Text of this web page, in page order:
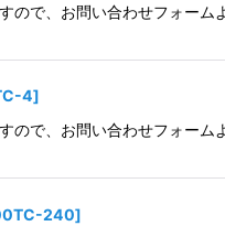
ので、お問い合わせフォー
4]
ので、お問い合わせフォー
240]